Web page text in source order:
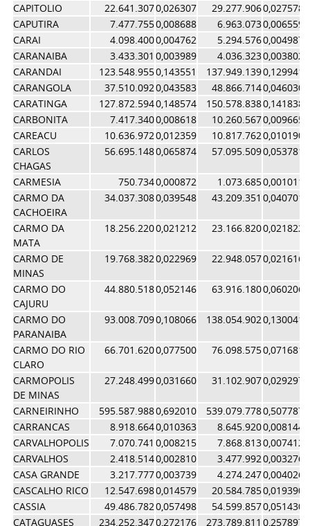
CAPITOLIO
22.641.3070,026307 29.277.9060,027578
CAPUTIRA
7.477.7550,008688 6.963.0730,006559
CARAI
4.098.4000,004762 5.294.5760,004987
CARANAIBA
3.433.301 0,003989 4.036.3230,003802
CARANDAI
123.548.9550,143551 137.949.1390,129941
CARANGOLA
37.510.0920,043583 48.866.7140,046030
CARATINGA
127.872.5940,148574 150.578.8380,141838
CARBONITA
7.417.3400,008618 10.260.5670,009665
CAREACU
10.636.9720,012359 10.817.7620,010190
CARLOS
CHAGAS
56.695.1480,065874 57.095.5090,053781
CARMESIA 750.7340,000872 1.073.6850,001011
CARMO DA
CACHOEIRA
34.037.3080,039548 43.209.351 0,040701
CARMO DA
MATA
18.256.2200,021212 23.166.8200,021822
CARMO DE
MINAS
19.768.3820,022969 22.948.0570,021616
CARMO DO
CAJURU
44.880.5180,052146 63.916.1800,060206
CARMO DO
PARANAIBA
93.008.7090,108066 138.054.9020,130041
CARMO DO RIO
CLARO
66.701.6200,077500 76.098.5750,071681
CARMOPOLIS
DE MINAS
27.248.4990,031660 31.102.9070,029297
CARNEIRINHO 595.587.9880,692010 539.079.7780,507787
CARRANCAS
8.918.6640,010363 8.645.9200,008144
CARVALHOPOLIS
7.070.741 0,008215 7.868.8130,007412
CARVALHOS
2.418.5140,002810 3.477.9920,003276
CASA GRANDE
3.217.7770,003739 4.274.2470,004026
CASCALHO RICO
12.547.6980,014579 20.584.7850,019390
CASSIA
49.486.7820,057498 54.599.8570,051430
CATAGUASES
234.252.3470,272176 273.789.811 0,257897